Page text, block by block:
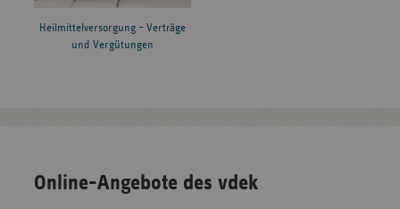
Heilmittelversorgung – Verträge
und Vergütungen
Online-Angebote des vdek